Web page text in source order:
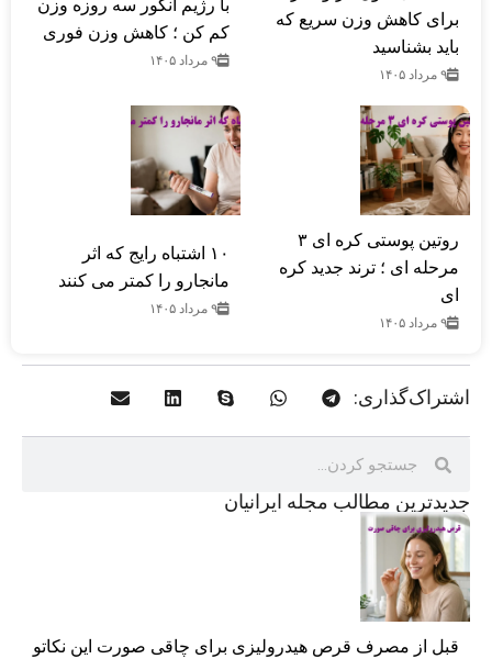
برای کاهش وزن سریع که
باید بشناسید
۹ مرداد ۱۴۰۵
با رژیم انگور سه روزه وزن
کم کن ؛ کاهش وزن فوری
۹ مرداد ۱۴۰۵
روتین پوستی کره ای ۳
مرحله ای ؛ ترند جدید کره
ای
۹ مرداد ۱۴۰۵
۱۰ اشتباه رایج که اثر
مانجارو را کمتر می کنند
۹ مرداد ۱۴۰۵
اشتراک‌گذاری:
جدید‌ترین مطالب مجله ایرانیان
قبل از مصرف قرص هیدرولیزی برای چاقی صورت این نکاتو